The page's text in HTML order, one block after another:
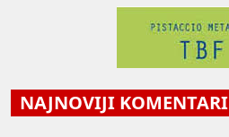
NAJNOVIJI KOMENTARI